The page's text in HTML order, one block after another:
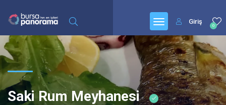
0
Giriş
Saki Rum Meyhanesi